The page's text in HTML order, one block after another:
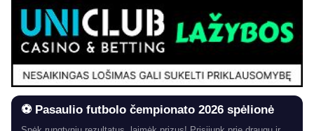
⚽ Pasaulio futbolo čempionato 2026 spėlionė